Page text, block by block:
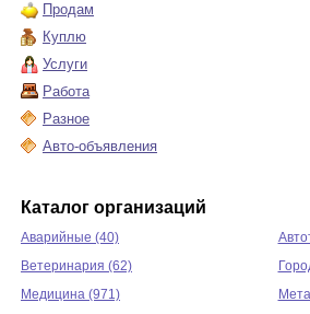
Продам
Куплю
Услуги
Работа
Разное
Авто-объявления
Каталог организаций
Аварийные (40)
Ветеринария (62)
Медицина (971)